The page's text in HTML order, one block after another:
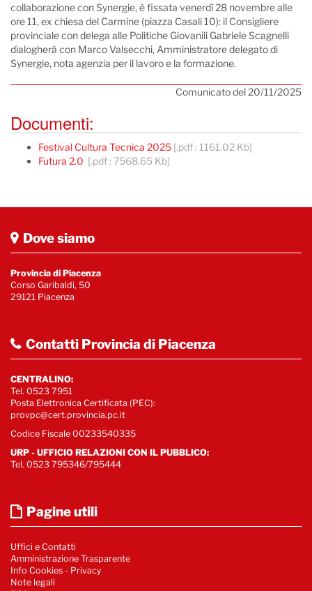
collaborazione con Synergie, è fissata venerdì 28 novembre alle
ore 11, ex chiesa del Carmine (piazza Casali 10): il Consigliere
provinciale con delega alle Politiche Giovanili Gabriele Scagnelli
dialogherà con Marco Valsecchi, Amministratore delegato di
Synergie, nota agenzia per il lavoro e la formazione.
Comunicato del 20/11/2025
Documenti:
Festival Cultura Tecnica 2025 [.pdf : 1161.02 Kb]
Futura 2.0 [.pdf : 7568.65 Kb]
Dove siamo
Provincia di Piacenza
Corso Garibaldi, 50
29121 Piacenza
Contatti Provincia di Piacenza
CENTRALINO:
Tel. 0523 7951
Posta Elettronica Certificata (PEC):
provpc@cert.provincia.pc.it
Codice Fiscale 00233540335
URP - UFFICIO RELAZIONI CON IL PUBBLICO:
Tel. 0523 795346/795444
Pagine utili
Uffici e Contatti
Amministrazione Trasparente
Info Cookies - Privacy
Note legali